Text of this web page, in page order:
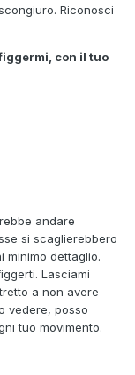
Riconosci
con il tuo
andare
si scaglierebbero
dettaglio.
Lasciami
a non avere
vedere, posso
tuo movimento.